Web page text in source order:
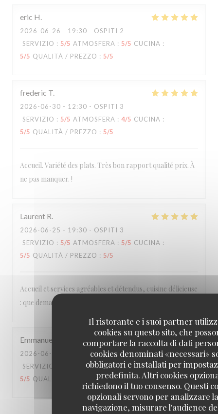
Il ristorante e i suoi partner
cookies su questo sito, che
comportare la raccolta di dati
cookies denominati «necessari»
obbligatori e installati per
predefinita. Altri cookies
richiedono il tuo consenso. Questi
opzionali servono per analizzare
navigazione, misurare l'audience
eric H
2026-06-26 - 19:30 - OSPITI 2
SERVIZIO : 5/5 ATMOSFERA : 5/5 CUCINA :
5/5 QUALITÀ / PREZZO : 5/5
frederic T
2026-06-30 - 12:30 - OSPITI 3
SERVIZIO : 5/5 ATMOSFERA : 4/5 CUCINA :
5/5 QUALITÀ / PREZZO : 5/5
Accueil. Variété des plats. Très bon rapport qualité prix. À
ne pas manquer. !
Laurent R
2026-06-25 - 19:30 - OSPITI 3
SERVIZIO : 5/5 ATMOSFERA : 5/5 CUCINA :
5/5 QUALITÀ / PREZZO : 5/5
Accueil et services agréables et détendus, cuisine délicieuse
: que demander de plus ?
Emmanuel
2026-06-20
- 20:15 - OSPITI 2
SERVIZIO
ATMOSFERA: 3/5 CUCINA:
5/5 QUALITÀ / PREZZO: 4/5